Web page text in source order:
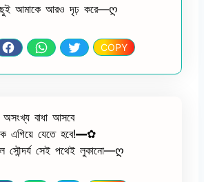
আমাকে আরও দৃঢ় করে—ღ
COPY
বাধা আসবে
এগিয়ে যেতে হবে!━✿
সৌন্দর্য সেই পথেই লুকানো—ღ